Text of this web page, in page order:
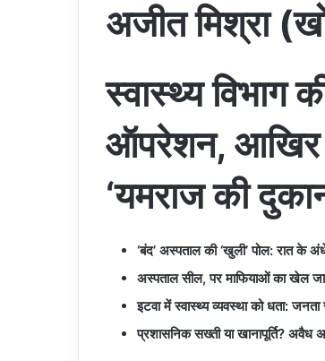
अजीत मिश्रा
स्वास्थ्य विभाग
ऑपरेशन, आखिर
‘यमराज की
‘बंद’ अस्पताल की ‘खुली’ पोल: रात के
अस्पताल सील, पर माफियाओं का खेल
इटवा में स्वास्थ्य व्यवस्था को धता:
प्रशासनिक सख्ती या खानापूर्ति? अवैध